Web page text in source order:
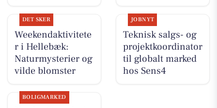
DET SKER
Weekendaktivitete
r i Hellebæk:
Naturmysterier og
vilde blomster
JOBNYT
Teknisk salgs- og
projektkoordinator
til globalt marked
hos Sens4
BOLIGMARKED